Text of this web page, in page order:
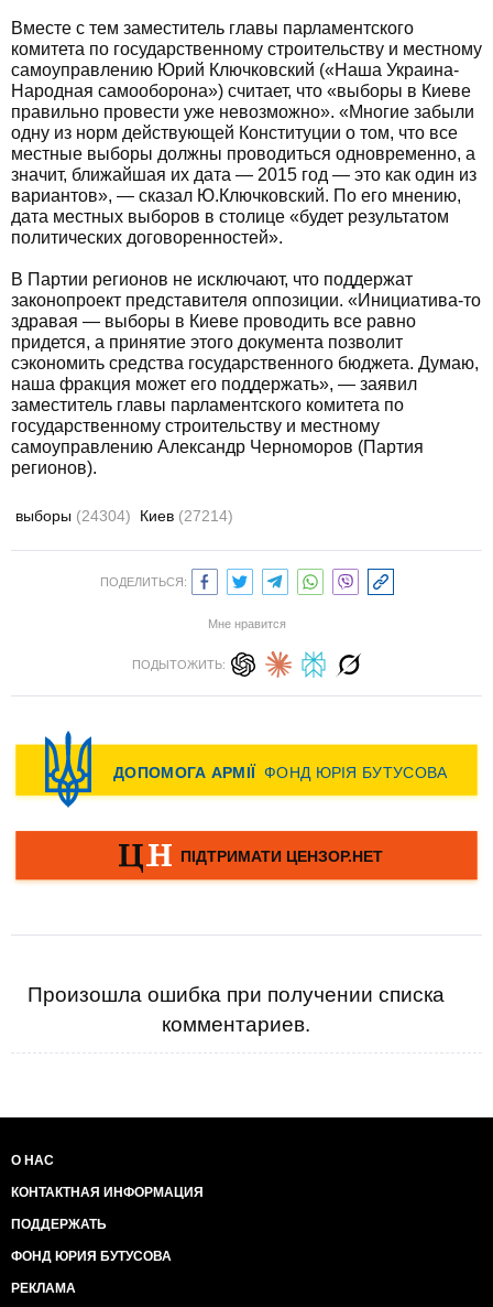
Вместе с тем заместитель главы парламентского
комитета по государственному строительству и местному
самоуправлению Юрий Ключковский («Наша Украина-
Народная cамооборона») считает, что «выборы в Киеве
правильно провести уже невозможно». «Многие забыли
одну из норм действующей Конституции о том, что все
местные выборы должны проводиться одновременно, а
значит, ближайшая их дата — 2015 год — это как один из
вариантов», — сказал Ю.Ключковский. По его мнению,
дата местных выборов в столице «будет результатом
политических договоренностей».
В Партии регионов не исключают, что поддержат
законопроект представителя оппозиции. «Инициатива-то
здравая — выборы в Киеве проводить все равно
придется, а принятие этого документа позволит
сэкономить средства государственного бюджета. Думаю,
наша фракция может его поддержать», — заявил
заместитель главы парламентского комитета по
государственному строительству и местному
самоуправлению Александр Черноморов (Партия
регионов).
выборы (24304) Киев (27214)
ПОДЕЛИТЬСЯ:
Мне нравится
ПОДЫТОЖИТЬ:
Произошла ошибка при получении списка
комментариев.
О НАС
КОНТАКТНАЯ ИНФОРМАЦИЯ
ПОДДЕРЖАТЬ
ФОНД ЮРИЯ БУТУСОВА
РЕКЛАМА